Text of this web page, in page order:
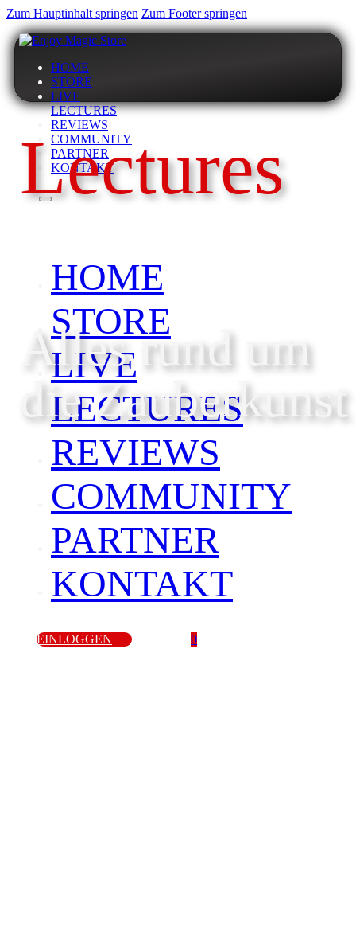
Zum Hauptinhalt springen Zum Footer springen
HOME
STORE
LIVE
LECTURES
REVIEWS
COMMUNITY
PARTNER
KONTAKT
HOME
STORE
LIVE
LECTURES
REVIEWS
COMMUNITY
PARTNER
KONTAKT
EINLOGGEN 0
Lectures
Alles rund um
die Zauberkunst